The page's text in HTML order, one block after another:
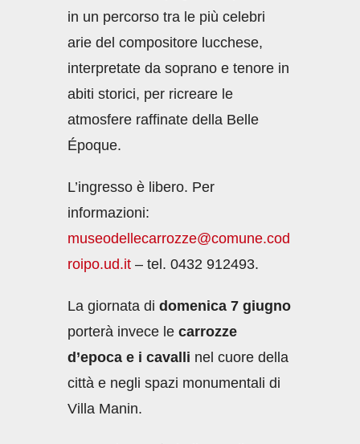
in un percorso tra le più celebri
arie del compositore lucchese,
interpretate da soprano e tenore in
abiti storici, per ricreare le
atmosfere raffinate della Belle
Époque.
L’ingresso è libero. Per
informazioni:
museodellecarrozze@comune.cod
roipo.ud.it – tel. 0432 912493.
La giornata di domenica 7 giugno
porterà invece le carrozze
d’epoca e i cavalli nel cuore della
città e negli spazi monumentali di
Villa Manin.